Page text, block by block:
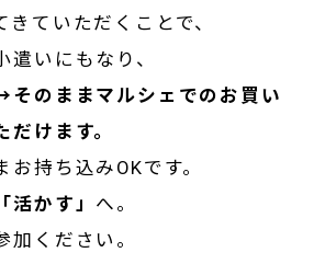
きていただくことで、
遣いにもなり、
そのままマルシェでのお買い
けます。
持ち込みOKです。
活かす」 へ。
加ください。